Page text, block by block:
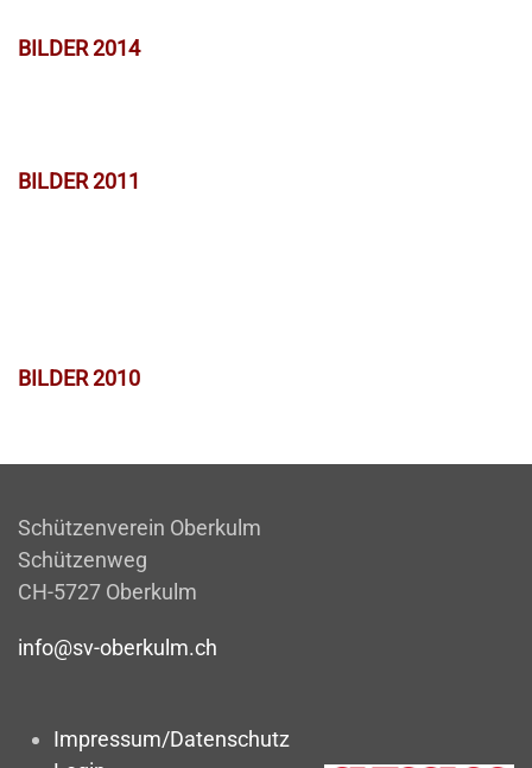
BILDER 2014
BILDER 2011
BILDER 2010
Schützenverein Oberkulm
Schützenweg
CH-5727 Oberkulm
info@sv-oberkulm.ch
Impressum/Datenschutz